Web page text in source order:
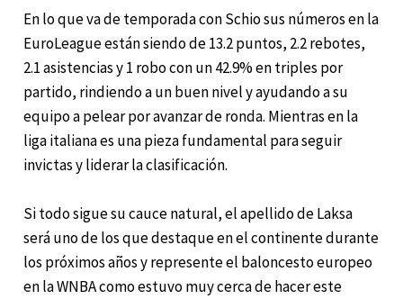
En lo que va de temporada con Schio sus números en la
EuroLeague están siendo de 13.2 puntos, 2.2 rebotes,
2.1 asistencias y 1 robo con un 42.9% en triples por
partido, rindiendo a un buen nivel y ayudando a su
equipo a pelear por avanzar de ronda. Mientras en la
liga italiana es una pieza fundamental para seguir
invictas y liderar la clasificación.
Si todo sigue su cauce natural, el apellido de Laksa
será uno de los que destaque en el continente durante
los próximos años y represente el baloncesto europeo
en la WNBA como estuvo muy cerca de hacer este